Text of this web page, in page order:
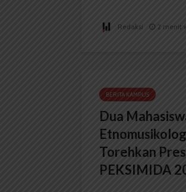
Redaksi 2 menit
BERITA KAMPUS
Dua
Torehkan
PEKSIMIDA